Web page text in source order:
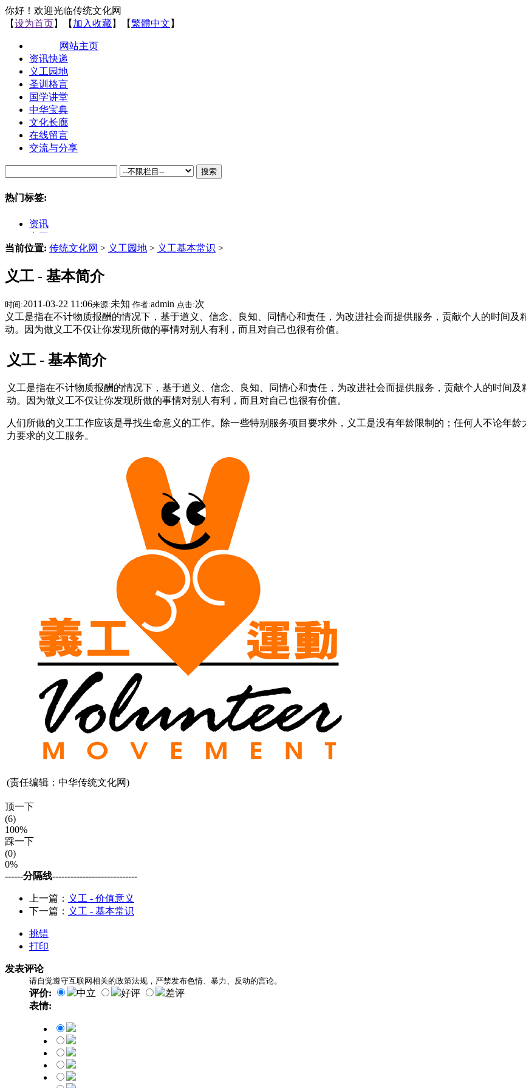
你好！欢迎光临传统文化网
【设为首页】【 加入收藏】【繁體中文 】
网站主页
资讯快递
义工园地
圣训格言
国学讲堂
中华宝典
文化长廊
在线留言
交流与分享
搜索
热门标签:
资讯
文化
儒学
民俗
养生
讲学
音乐
视频
当前位置: 传统文化网 > 义工园地 > 义工基本常识 >
义工 - 基本简介
时间:2011-03-22 11:06来源:未知 作者:admin 点击:次
义工是指在不计物质报酬的情况下，基于道义、信念、良知、同情心和责任，为改进社会而提供服务，贡献个人的时间
动。因为做义工不仅让你发现所做的事情对别人有利，而且对自己也很有价值。
义工 - 基本简介
义工是指在不计物质报酬的情况下，基于道义、信念、良知、同情心和责任，为改进社会而提供服务，贡献个人的时间
动。因为做义工不仅让你发现所做的事情对别人有利，而且对自己也很有价值。
人们所做的义工工作应该是寻找生命意义的工作。除一些特别服务项目要求外，义工是没有年龄限制的；任何人不论年
力要求的义工服务。
(责任编辑：中华传统文化网)
顶一下
(6)
100%
踩一下
(0)
0%
------分隔线----------------------------
上一篇： 义工 - 价值意义
下一篇： 义工 - 基本常识
挑错
打印
发表评论
请自觉遵守互联网相关的政策法规，严禁发布色情、暴力、反动的言论。
评价: 中立 好评
差评
表情: